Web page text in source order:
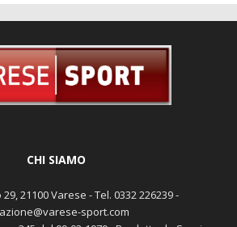
CHI SIAMO
21100 Varese - Tel. 0332 226239 -
sport.com